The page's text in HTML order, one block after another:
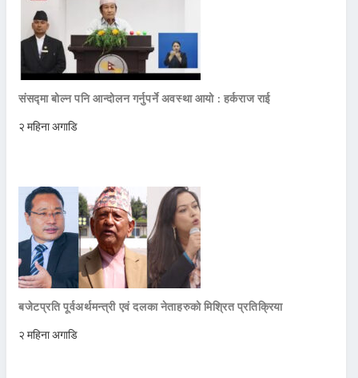
संसद्मा बोल्न पनि आन्दोलन गर्नुपर्ने अवस्था आयो : हर्कराज राई
२ महिना अगाडि
बजेटप्रति पूर्वअर्थमन्त्री एवं दलका नेताहरुको मिश्रित प्रतिक्रिया
२ महिना अगाडि